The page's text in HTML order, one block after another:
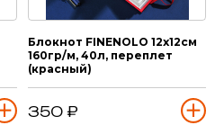
Блокнот FINENOLO 12х12см
160гр/м, 40л, переплет
(красный)
350 ₽